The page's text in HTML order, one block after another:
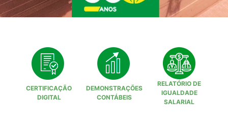
CERTIFICAÇÃO
DIGITAL
DEMONSTRAÇÕES
CONTÁBEIS
RELATÓRIO DE
IGUALDADE
SALARIAL